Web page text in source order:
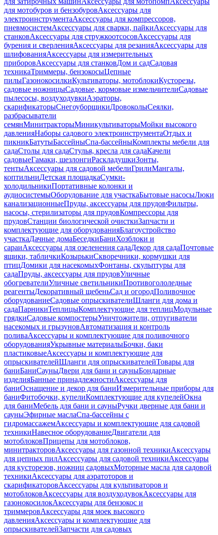
для мотобуров и бензобуровАксессуары для
электроинструментаАксессуары для компрессоров,
пневмосистемАксессуары для сварки, пайкиАксессуары для
станковАксессуары для стружкоотсосовАксессуары для
бурения и сверленияАксессуары для резанияАксессуары для
шлифованияАксессуары для измерительных
приборовАксессуары для станковДом и садСадовая
техникаТриммеры, бензокосыЦепные
пилыГазонокосилкиКультиваторы, мотоблокиКусторезы,
садовые ножницыСадовые, кормовые измельчителиСадовые
пылесосы, воздуходувкиАэраторы,
скарификаторыСнегоуборщикиДровоколыСеялки,
разбрасыватели
семянМинитракторыМиникультиваторыМойки высокого
давленияНаборы садового электроинструментаОтдых и
пикникБатутыБассейныСпа-бассейныКомплекты мебели для
садаСтолы для садаСтулья, кресла для садаКачели
садовыеГамаки, шезлонгиРаскладушкиЗонты,
тентыАксессуары для садовой мебелиГрилиМангалы,
коптильниДетская площадкаСумки-
холодильникиПортативные колонки и
аудиосистемыОборудование для участкаБытовые насосыЛюки
канализационныеПруды, аксессуары для прудовФильтры,
насосы, стерилизаторы для прудовКомпрессоры для
прудовСтанции биологической очисткиЗапчасти и
комплектующие для оборудованияБлагоустройство
участкаДачные домаБеседкиБаниХозблоки и
сараиАксессуары для озеленения садаДекор для садаПочтовые
ящики, табличкиКозырькиСкворечники, кормушки для
птицДомики для насекомыхФонтаны, скульптуры для
садаПруды, аксессуары для прудовУличные
обогревателиУличные светильникиПротивогололедные
реагентыДекоративный щебеньСад и огородПоливочное
оборудованиеСадовые опрыскивателиШланги для дома и
садаПарникиТеплицыКомплектующие для теплицМодульные
грядкиСадовые компостерыУничтожители, отпугиватели
насекомых и грызуновАвтоматизация и контроль
поливаАксессуары и комплектующие для поливочного
оборудованияУкрывные материалыБочки, баки
пластиковыеАксессуары и комплектующие для
опрыскивателейШланги для опрыскивателейТовары для
баниБаниСауныДвери для бани и сауныБондарные
изделияБанные принадлежностиАксессуары для
баниОснащение и декор для баниИзмерительные приборы для
баниФитобочки, купелиКомплектующие для купелейОкна
для баниМебель для бани и сауныРучки дверные для бани и
сауныЭфирные маслаСпа-бассейны с
гидромассажемАксессуары и комплектующие для садовой
техникиНавесное оборудованиеДвигатели для
мотоблоковПрицепы для мотоблоков,
минитракторовАксессуары для газонной техникиАксессуары
для цепных пилАксессуары для садовой техникиАксессуары
для кусторезов, ножниц садовыхМоторные масла для садовой
техникиАксессуары для аэратоторов и
скарификаторовАксессуары для культиваторов и
мотоблоковАксессуары для воздуходувокАксессуары для
газонокосилокАксессуары для бензокос и
триммеровАксессуары для моек высокого
давленияАксессуары и комплектующие для
опрыскивателейЗапчасти для садовых